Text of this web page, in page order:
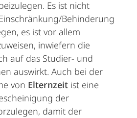
Es ist nicht
Behinderung
es ist vor allem
inwiefern die
auf das Studier- und
auswirkt. Auch bei der
von Elternzeit ist eine
der
damit der